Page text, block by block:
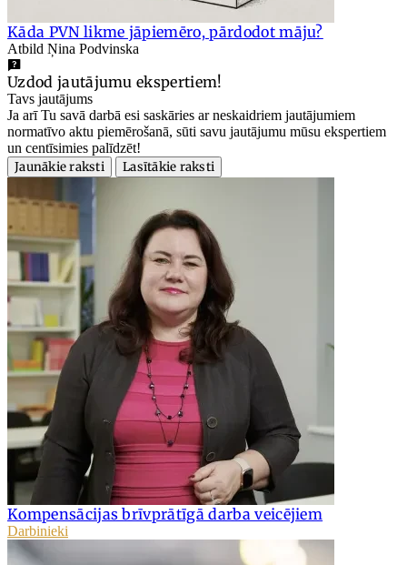
Kāda PVN likme jāpiemēro, pārdodot māju?
Atbild Ņina Podvinska
Uzdod jautājumu ekspertiem!
Tavs jautājums
Ja arī Tu savā darbā esi saskāries ar neskaidriem jautājumiem
normatīvo aktu piemērošanā, sūti savu jautājumu mūsu ekspertiem
un centīsimies palīdzēt!
Jaunākie raksti
Lasītākie raksti
Kompensācijas brīvprātīgā darba veicējiem
Darbinieki